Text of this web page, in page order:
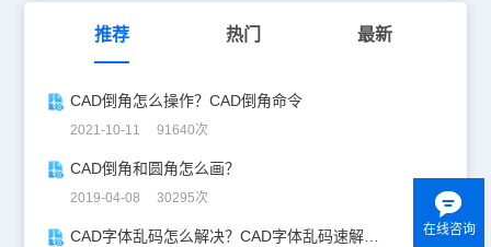
推荐 热门 最新
CAD倒角怎么操作？CAD倒角命令
2021-10-11 91640次
CAD倒角和圆角怎么画？
2019-04-08 30295次
CAD字体乱码怎么解决？CAD字体乱码速解指南 在线咨询